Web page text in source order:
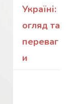
Україні:
огляд та
переваг
и